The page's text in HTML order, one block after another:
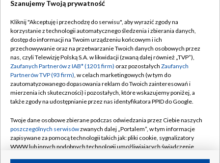
TVP
Abonament TVP
Emisja w TVP
Centrum informacji TVP
Naziemna Telewizja Cyfrowa
Rada Programowa
System NOS
Informacje o nadawcy
Regulamin TVP
Polityka prywatności
Moje zgody
Pomoc
Kontakt
Kanały
Szanujemy Twoją prywatność
Kliknij "Akceptuję i przechodzę do serwisu", aby wyrazić zgody na
korzystanie z technologii automatycznego śledzenia i zbierania danych,
dostęp do informacji na Twoim urządzeniu końcowym i ich
przechowywanie oraz na przetwarzanie Twoich danych osobowych przez
nas, czyli Telewizję Polską S.A. w likwidacji (zwaną dalej również „TVP”),
Zaufanych Partnerów z IAB* (1201 firm) oraz pozostałych Zaufanych
Partnerów TVP (93 firm), w celach marketingowych (w tym do
zautomatyzowanego dopasowania reklam do Twoich zainteresowań i
mierzenia ich skuteczności) i pozostałych, które wskazujemy poniżej, a
także zgody na udostępnianie przez nas identyfikatora PPID do Google.
Twoje dane osobowe zbierane podczas odwiedzania przez Ciebie naszych
poszczególnych serwisówzwanych dalej „Portalem”, w tym informacje
zapisywane za pomocą technologii takich jak: pliki cookie, sygnalizatory
WWW lub innych podobnych technologii umożliwiających świadczenie